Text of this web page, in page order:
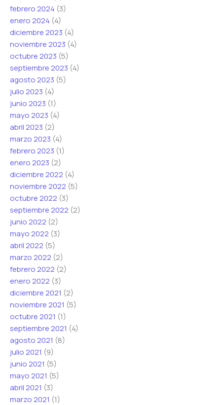
febrero 2024 (3)
enero 2024 (4)
diciembre 2023 (4)
noviembre 2023 (4)
octubre 2023 (5)
septiembre 2023 (4)
agosto 2023 (5)
julio 2023 (4)
junio 2023 (1)
mayo 2023 (4)
abril 2023 (2)
marzo 2023 (4)
febrero 2023 (1)
enero 2023 (2)
diciembre 2022 (4)
noviembre 2022 (5)
octubre 2022 (3)
septiembre 2022 (2)
junio 2022 (2)
mayo 2022 (3)
abril 2022 (5)
marzo 2022 (2)
febrero 2022 (2)
enero 2022 (3)
diciembre 2021 (2)
noviembre 2021 (5)
octubre 2021 (1)
septiembre 2021 (4)
agosto 2021 (8)
julio 2021 (9)
junio 2021 (5)
mayo 2021 (5)
abril 2021 (3)
marzo 2021 (1)